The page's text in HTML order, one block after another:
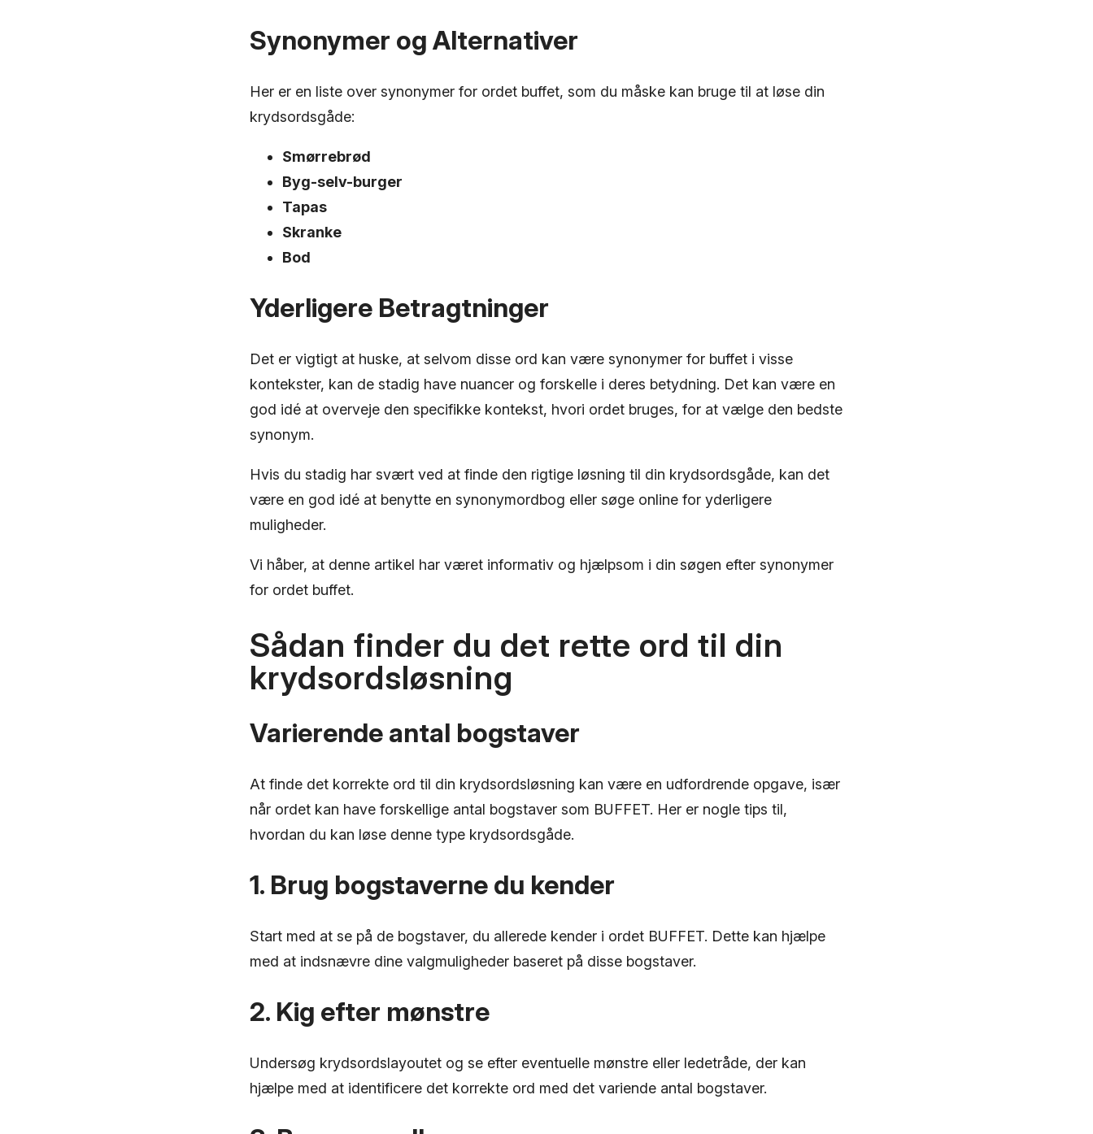
Synonymer og Alternativer
Her er en liste over synonymer for ordet buffet, som du måske kan bruge til at løse din
krydsordsgåde:
Smørrebrød
Byg-selv-burger
Tapas
Skranke
Bod
Yderligere Betragtninger
Det er vigtigt at huske, at selvom disse ord kan være synonymer for buffet i visse
kontekster, kan de stadig have nuancer og forskelle i deres betydning. Det kan være en
god idé at overveje den specifikke kontekst, hvori ordet bruges, for at vælge den bedste
synonym.
Hvis du stadig har svært ved at finde den rigtige løsning til din krydsordsgåde, kan det
være en god idé at benytte en synonymordbog eller søge online for yderligere
muligheder.
Vi håber, at denne artikel har været informativ og hjælpsom i din søgen efter synonymer
for ordet buffet.
Sådan finder du det rette ord til din
krydsordsløsning
Varierende antal bogstaver
At finde det korrekte ord til din krydsordsløsning kan være en udfordrende opgave, især
når ordet kan have forskellige antal bogstaver som BUFFET. Her er nogle tips til,
hvordan du kan løse denne type krydsordsgåde.
1. Brug bogstaverne du kender
Start med at se på de bogstaver, du allerede kender i ordet BUFFET. Dette kan hjælpe
med at indsnævre dine valgmuligheder baseret på disse bogstaver.
2. Kig efter mønstre
Undersøg krydsordslayoutet og se efter eventuelle mønstre eller ledetråde, der kan
hjælpe med at identificere det korrekte ord med det variende antal bogstaver.